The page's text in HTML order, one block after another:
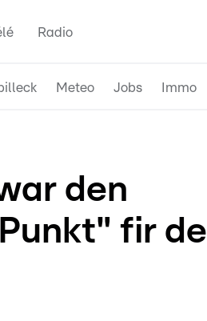
Radio
Meteo Jobs Immo
den
fir de